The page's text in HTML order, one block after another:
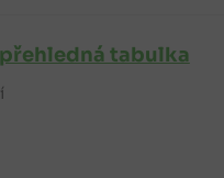
tabulka